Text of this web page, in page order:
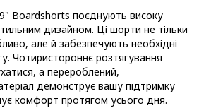
Boardshorts поєднують високу
дизайном. Ці шорти не тільки
але й забезпечують необхідні
Чотиристороннє розтягування
а перероблений,
демонструє вашу підтримку
комфорт протягом усього дня.